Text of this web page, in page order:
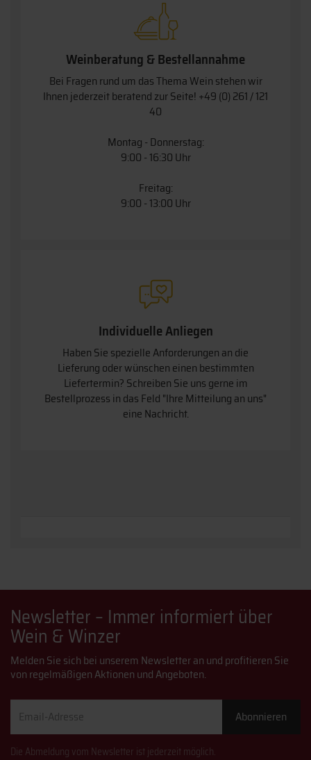
Weinberatung & Bestellannahme
Bei Fragen rund um das Thema Wein stehen wir
Ihnen jederzeit beratend zur Seite! +49 (0) 261 / 121
40
Montag - Donnerstag:
9:00 - 16:30 Uhr
Freitag:
9:00 - 13:00 Uhr
Individuelle Anliegen
Haben Sie spezielle Anforderungen an die
Lieferung oder wünschen einen bestimmten
Liefertermin? Schreiben Sie uns gerne im
Bestellprozess in das Feld "Ihre Mitteilung an uns"
eine Nachricht.
Newsletter – Immer informiert über
Wein & Winzer
Melden Sie sich bei unserem Newsletter an und profitieren Sie
von regelmäßigen Aktionen und Angeboten.
Adresse
Abonnieren
Die Abmeldung vom Newsletter ist jederzeit möglich.